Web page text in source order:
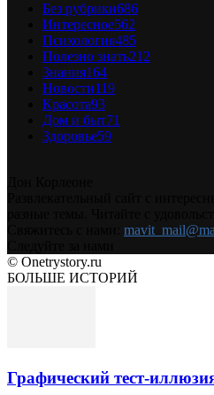
Без рубрики686
Интересное562
Психология485
Полезно знать212
Знания164
Новости119
Красота93
Дом и быт71
Здоровье59
© Onetrystory.ru
БОЛЬШЕ ИСТОРИЙ
Графический тест-